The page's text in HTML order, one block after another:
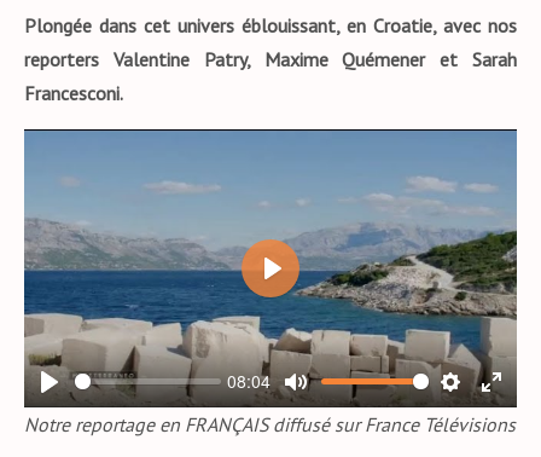
Plongée dans cet univers éblouissant, en Croatie, avec nos
reporters Valentine Patry, Maxime Quémener et Sarah
Francesconi.
P
L
08:04
M
U
S
E
E
N
P
L
A
Y
Notre reportage en FRANÇAIS diffusé sur France Télévisions